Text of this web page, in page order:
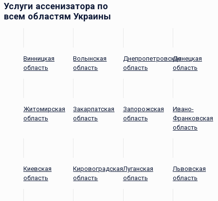
Услуги ассенизатора по
всем областям Украины
Винницкая
область
Волынская
область
Днепропетровская
область
Донецкая
область
Житомирская
область
Закарпатская
область
Запорожская
область
Ивано-
Франковская
область
Киевская
область
Кировоградская
область
Луганская
область
Львовская
область